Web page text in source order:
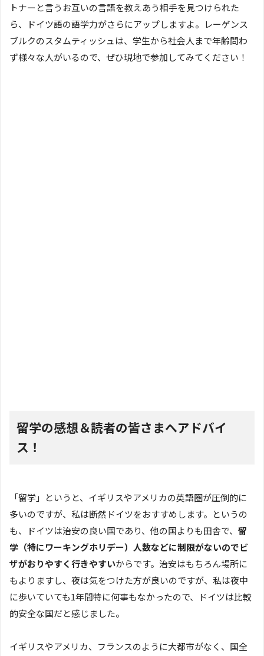
トナーと言うお互いの言語を教えあう相手を見つけられた
ら、ドイツ語の語学力がさらにアップしますよ。レーゲンス
ブルクのスタムティッシュは、学生から社会人まで年齢問わ
ず様々な人がいるので、ぜひ現地で参加してみてください！
留学の感想＆読者の皆さまへアドバイ
ス！
「留学」というと、イギリスやアメリカの英語圏が圧倒的に
多いのですが、私は断然ドイツをおすすめします。というの
も、ドイツは治安の良い国であり、他の国よりも田舎で、 留
学（特にワーキングホリデー）人数などに制限がないのでビ
ザがおりやすく行きやすいからです。治安はもちろん場所に
もよりますし、夜は気をつけた方が良いのですが、私は夜中
に歩いていても1年間特に何事もなかったので、ドイツは比較
的安全な国だと感じました。
イギリスやアメリカ、フランスのように大都市がなく、国全